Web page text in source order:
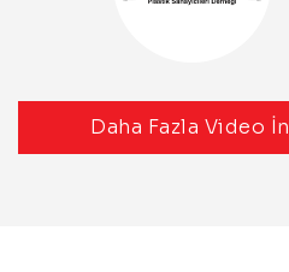
Daha Fazla Video